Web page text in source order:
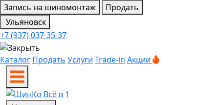
Запись на шиномонтаж
Продать
Ульяновск
+7 (937) 037-35-37
Каталог Продать Услуги Trade-in Акции